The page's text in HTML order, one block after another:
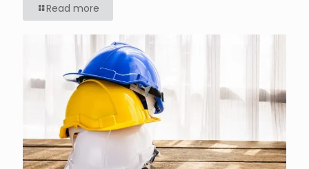
Read more